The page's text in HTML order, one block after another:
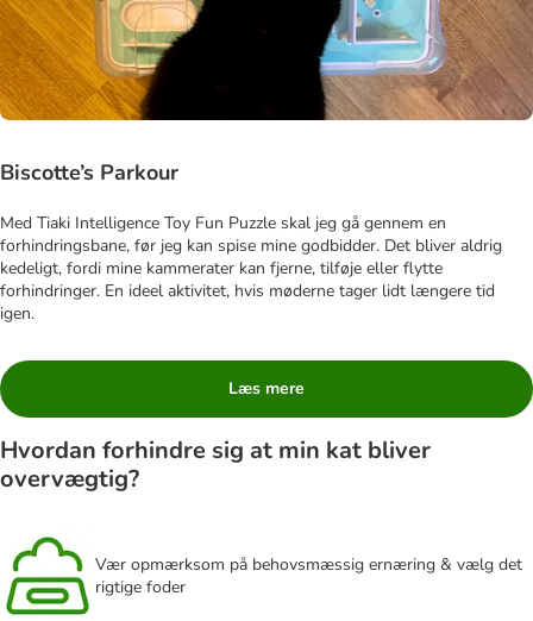
Biscotte’s Parkour
Med Tiaki Intelligence Toy Fun Puzzle skal jeg gå gennem en
forhindringsbane, før jeg kan spise mine godbidder. Det bliver aldrig
kedeligt, fordi mine kammerater kan fjerne, tilføje eller flytte
forhindringer. En ideel aktivitet, hvis møderne tager lidt længere tid
igen.
Læs mere
Hvordan forhindre sig at min kat bliver
overvægtig?
Vær opmærksom på behovsmæssig ernæring & vælg det
rigtige foder